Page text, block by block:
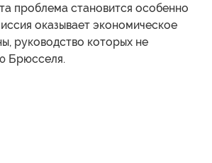
проблема становится особенно
оказывает экономическое
руководство которых не
Брюсселя.